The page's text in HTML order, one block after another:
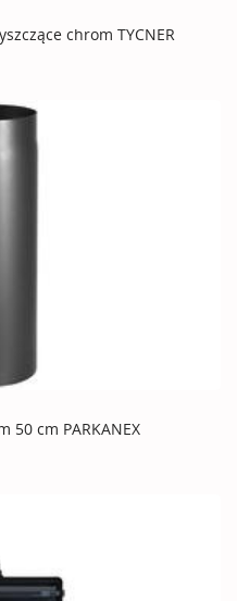
chrom TYCNER
50 cm PARKANEX